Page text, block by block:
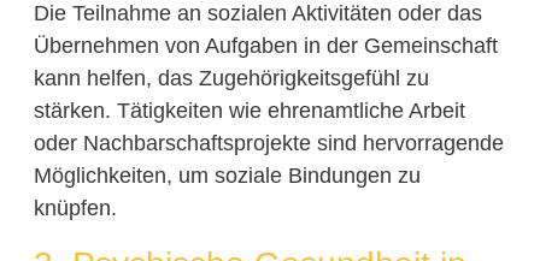
Die Teilnahme an sozialen Aktivitäten oder das
Übernehmen von Aufgaben in der Gemeinschaft
kann helfen, das Zugehörigkeitsgefühl zu
stärken. Tätigkeiten wie ehrenamtliche Arbeit
oder Nachbarschaftsprojekte sind hervorragende
Möglichkeiten, um soziale Bindungen zu
knüpfen.